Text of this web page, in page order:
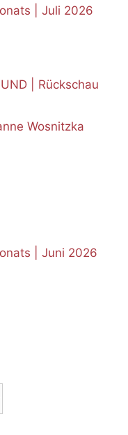
| Juli 2026
| Rückschau
Wosnitzka
| Juni 2026